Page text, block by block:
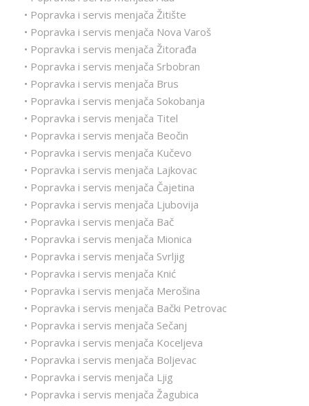
• Popravka i servis menjača Žitište
• Popravka i servis menjača Nova Varoš
• Popravka i servis menjača Žitorađa
• Popravka i servis menjača Srbobran
• Popravka i servis menjača Brus
• Popravka i servis menjača Sokobanja
• Popravka i servis menjača Titel
• Popravka i servis menjača Beočin
• Popravka i servis menjača Kučevo
• Popravka i servis menjača Lajkovac
• Popravka i servis menjača Čajetina
• Popravka i servis menjača Ljubovija
• Popravka i servis menjača Bač
• Popravka i servis menjača Mionica
• Popravka i servis menjača Svrljig
• Popravka i servis menjača Knić
• Popravka i servis menjača Merošina
• Popravka i servis menjača Bački Petrovac
• Popravka i servis menjača Sečanj
• Popravka i servis menjača Koceljeva
• Popravka i servis menjača Boljevac
• Popravka i servis menjača Ljig
• Popravka i servis menjača Žagubica